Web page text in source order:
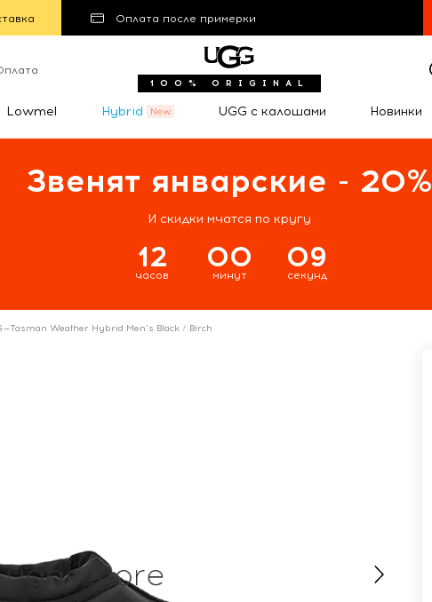
Оплата после примерки
100% ORIGINAL
Lowmel Hybrid UGG с калошами Новинки
Звенят январские - 20%
И скидки мчатся по кругу
12
часов
00
минут
08
секунд
—Tasman Weather Hybrid Men's Black / Birch